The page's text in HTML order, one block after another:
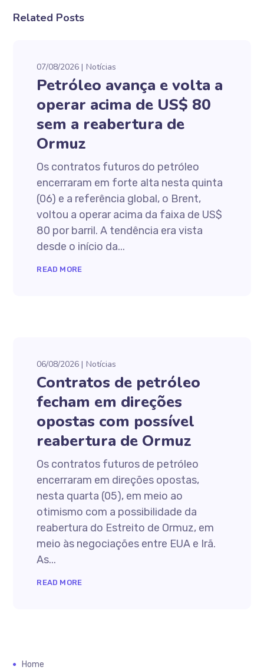
Related Posts
07/08/2026 Notícias
Petróleo avança e volta a
operar acima de US$ 80
sem a reabertura de
Ormuz
Os contratos futuros do petróleo
encerraram em forte alta nesta quinta
(06) e a referência global, o Brent,
voltou a operar acima da faixa de US$
80 por barril. A tendência era vista
desde o início da...
READ MORE
06/08/2026 Notícias
Contratos de petróleo
fecham em direções
opostas com possível
reabertura de Ormuz
Os contratos futuros de petróleo
encerraram em direções opostas,
nesta quarta (05), em meio ao
otimismo com a possibilidade da
reabertura do Estreito de Ormuz, em
meio às negociações entre EUA e Irã.
As...
READ MORE
Home